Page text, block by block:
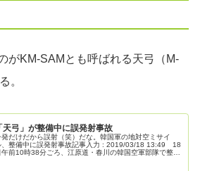
がKM-SAMとも呼ばれる天弓（M-
。
「天弓」が整備中に誤発射事故
発だけだから誤射（笑）だな。韓国軍の地対空ミサイ
、整備中に誤発射事故記事入力 : 2019/03/18 13:49 18
午前10時38分ごろ、江原道・春川の韓国空軍部隊で整備